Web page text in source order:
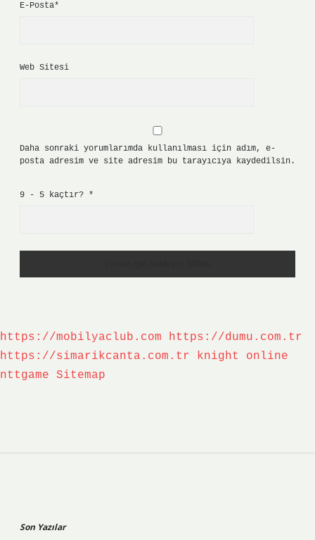
E-Posta*
Web Sitesi
Daha sonraki yorumlarımda kullanılması için adım, e-
posta adresim ve site adresim bu tarayıcıya kaydedilsin.
9 - 5 kaçtır? *
https://mobilyaclub.com
https://dumu.com.tr
https://simarikcanta.com.tr
knight online
nttgame
Sitemap
Son Yazılar